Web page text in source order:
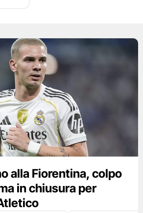
alla Fiorentina, colpo
in chiusura per